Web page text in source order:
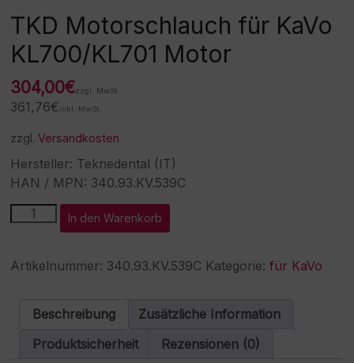
TKD Motorschlauch für KaVo
KL700/KL701 Motor
304,00€zzgl. MwSt.
361,76€ inkl. MwSt.
zzgl.Versandkosten
Hersteller: Teknedental (IT)
HAN / MPN: 340.93.KV.539C
TKD
Motorschlauch
KaVo
KL700/KL701
Menge
In den Warenkorb
l
e
r
a
t
i
v
Artikelnummer: 340.93.KV.539C Kategorie:für KaVo
Beschreibung
Zusätzliche Information
Produktsicherheit
Rezensionen (0)